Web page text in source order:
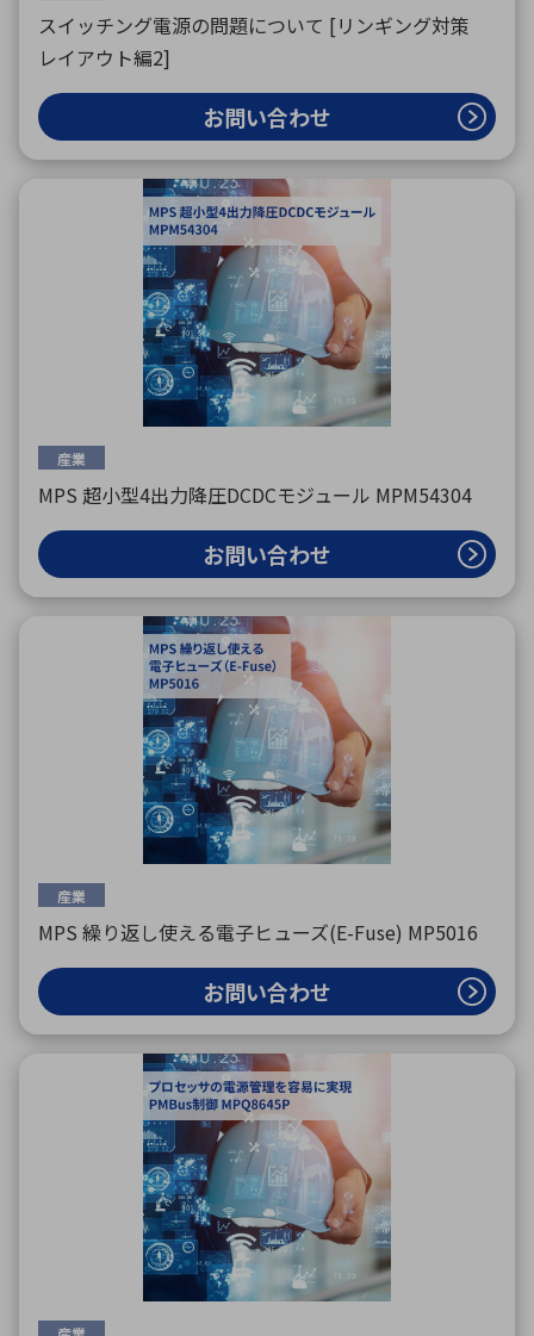
スイッチング電源の問題について [リンギング対策
レイアウト編2]
お問い合わせ
産業
MPS 超小型4出力降圧DCDCモジュール MPM54304
お問い合わせ
産業
MPS 繰り返し使える電子ヒューズ(E-Fuse) MP5016
お問い合わせ